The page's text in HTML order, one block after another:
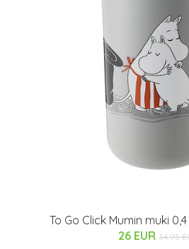
To Go Click Mumin muki
26 EUR 34.95